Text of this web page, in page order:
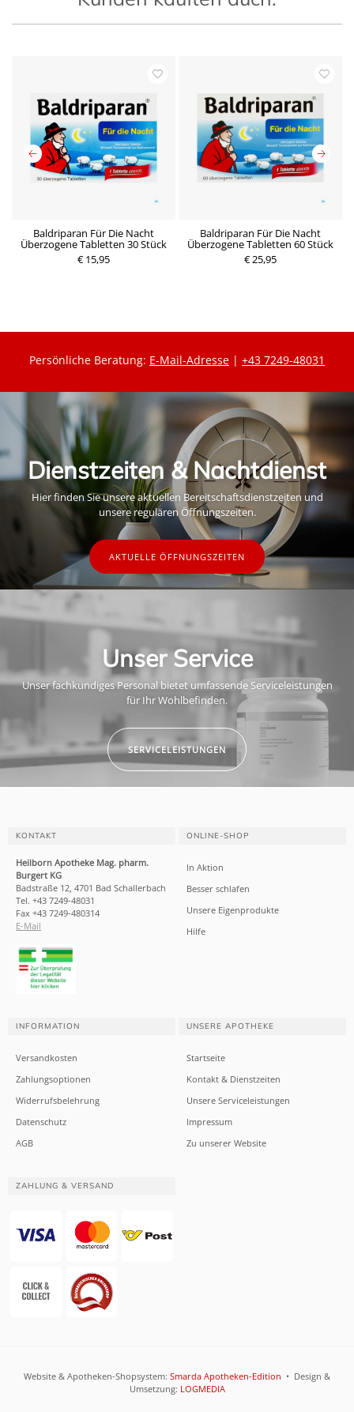
Baldriparan Für Die Nacht
Überzogene Tabletten 30 Stück
€ 15,95
Baldriparan Für Die Nacht
Überzogene Tabletten 60 Stück
€ 25,95
P P
Persönliche Beratung: E-Mail-Adresse | +43 7249-48031
Dienstzeiten & Nachtdienst
Hier finden Sie unsere aktuellen Bereitschaftsdienstzeiten und
unsere regulären Öffnungszeiten.
AKTUELLE ÖFFNUNGSZEITEN
Unser Service
Unser fachkundiges Personal bietet umfassende Serviceleistungen
für Ihr Wohlbefinden.
SERVICELEISTUNGEN
KONTAKT
Heilborn Apotheke Mag. pharm.
Burgert KG
Badstraße 12, 4701 Bad Schallerbach
Tel. +43 7249-48031
Fax +43 7249-480314
E-Mail
ONLINE-SHOP
In Aktion
Besser schlafen
Unsere Eigenprodukte
Hilfe
INFORMATION
Versandkosten
Zahlungsoptionen
Widerrufsbelehrung
Datenschutz
AGB
UNSERE APOTHEKE
Startseite
Kontakt & Dienstzeiten
Unsere Serviceleistungen
Impressum
Zu unserer Website
ZAHLUNG & VERSAND
Website & Apotheken-Shopsystem: Smarda Apotheken-Edition • Design &
Umsetzung: LOGMEDIA